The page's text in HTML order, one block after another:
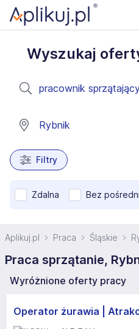
Wyszukaj
Filtry
Zdalna Bez
Aplikuj.pl Praca Śląskie
Praca sprzątanie,
Wyróżnione oferty pracy
Operator żurawia |